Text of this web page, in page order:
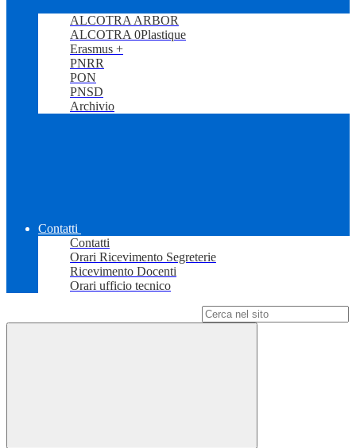
ALCOTRA ARBOR
ALCOTRA 0Plastique
Erasmus +
PNRR
PON
PNSD
Archivio
Contatti
Contatti
Orari Ricevimento Segreterie
Ricevimento Docenti
Orari ufficio tecnico